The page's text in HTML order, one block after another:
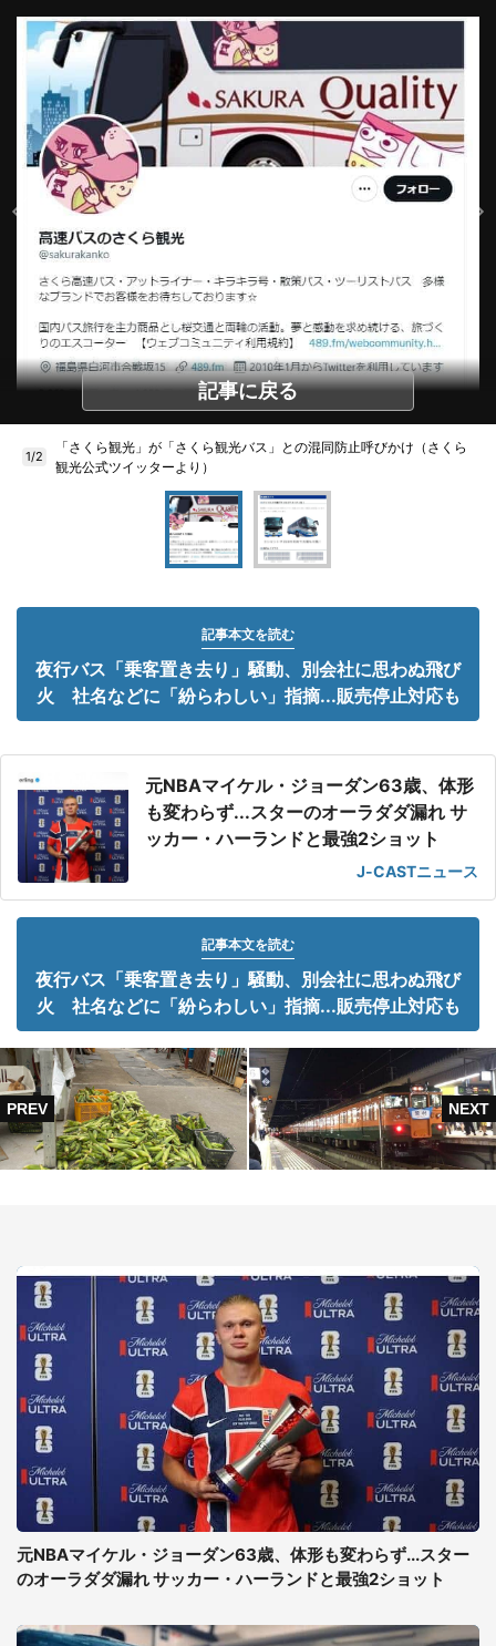
記事に戻る
1/2
「さくら観光」が「さくら観光バス」との混同防止呼びかけ（さくら
観光公式ツイッターより）
記事本文を読む
夜行バス「乗客置き去り」騒動、別会社に思わぬ飛び
火 社名などに「紛らわしい」指摘...販売停止対応も
元NBAマイケル・ジョーダン63歳、体形
も変わらず...スターのオーラダダ漏れ サ
ッカー・ハーランドと最強2ショット
J-CASTニュース
記事本文を読む
夜行バス「乗客置き去り」騒動、別会社に思わぬ飛び
火 社名などに「紛らわしい」指摘...販売停止対応も
元NBAマイケル・ジョーダン63歳、体形も変わらず...スター
のオーラダダ漏れ サッカー・ハーランドと最強2ショット